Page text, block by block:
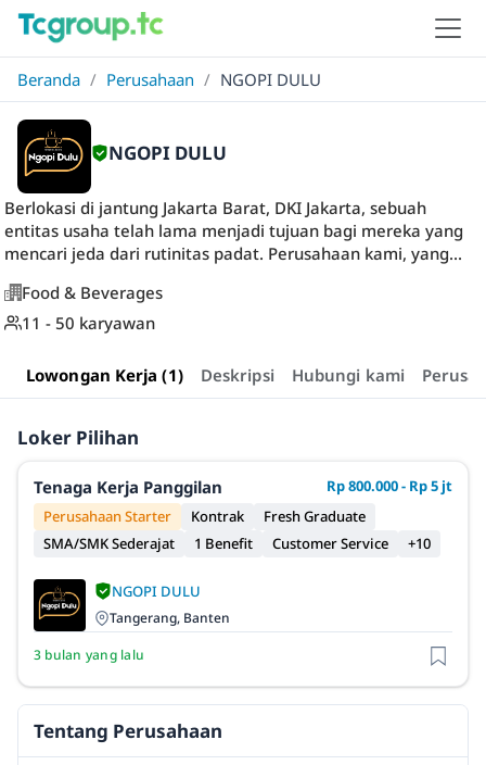
Beranda / Perusahaan / NGOPI DULU
NGOPI DULU
Berlokasi di jantung Jakarta Barat, DKI Jakarta, sebuah
entitas usaha telah lama menjadi tujuan bagi mereka yang
mencari jeda dari rutinitas padat. Perusahaan kami, yang...
Food & Beverages
11 - 50 karyawan
Lowongan Kerja (1) Deskripsi Hubungi kami
Loker Pilihan
Tenaga Kerja Panggilan
Rp 800.000 - Rp 5 jt
Perusahaan Starter
Kontrak
Fresh Graduate
SMA/SMK Sederajat
1 Benefit Customer Service +10
NGOPI DULU
Tangerang, Banten
3 bulan yang lalu
Tentang Perusahaan